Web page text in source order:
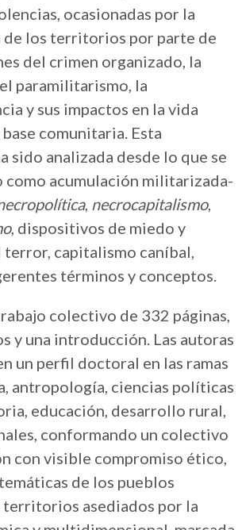
ocasionadas por la
los territorios por parte de
del crimen organizado, la
paramilitarismo, la
y sus impactos en la vida
comunitaria. Esta
sido analizada desde lo que se
como acumulación militarizada-
, necrocapitalismo,
, dispositivos de miedo y
terror, capitalismo caníbal,
términos y conceptos.
colectivo de 332 páginas,
y una introducción. Las autoras
un perfil doctoral en las ramas
antropología, ciencias políticas
educación, desarrollo rural,
conformando un colectivo
con visible compromiso ético,
de los pueblos
territorios asediados por la